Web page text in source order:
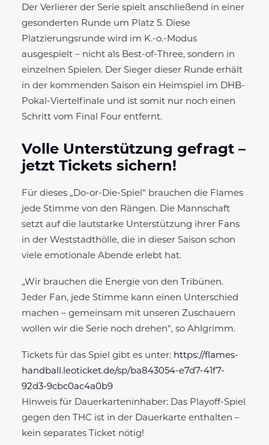
Der Verlierer der Serie spielt anschließend in einer
gesonderten Runde um Platz 5. Diese
Platzierungsrunde wird im K.-o.-Modus
ausgespielt – nicht als Best-of-Three, sondern in
einzelnen Spielen. Der Sieger dieser Runde erhält
in der kommenden Saison ein Heimspiel im DHB-
Pokal-Viertelfinale und ist somit nur noch einen
Schritt vom Final Four entfernt.
Volle Unterstützung gefragt –
jetzt Tickets sichern!
Für dieses „Do-or-Die-Spiel“ brauchen die Flames
jede Stimme von den Rängen. Die Mannschaft
setzt auf die lautstarke Unterstützung ihrer Fans
in der Weststadthölle, die in dieser Saison schon
viele emotionale Abende erlebt hat.
„Wir brauchen die Energie von den Tribünen.
Jeder Fan, jede Stimme kann einen Unterschied
machen – gemeinsam mit unseren Zuschauern
wollen wir die Serie noch drehen“, so Ahlgrimm.
Tickets für das Spiel gibt es unter: https://flames-
handball.leoticket.de/sp/ba843054-e7d7-41f7-
92d3-9cbc0ac4a0b9
Hinweis für Dauerkarteninhaber: Das Playoff-Spiel
gegen den THC ist in der Dauerkarte enthalten –
kein separates Ticket nötig!